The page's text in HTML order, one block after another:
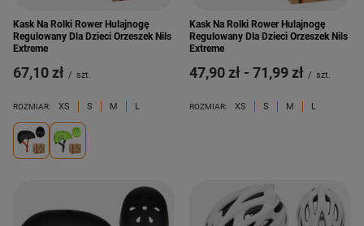
Kask Na Rolki Rower Hulajnogę
Regulowany Dla Dzieci Orzeszek Nils
Extreme
67,10 zł / szt.
ROZMIAR: XS S M L
Kask Na Rolki Rower Hulajnogę
Regulowany Dla Dzieci Orzeszek Nils
Extreme
od
47,90 zł - do
71,99 zł / szt.
ROZMIAR: XS S M L